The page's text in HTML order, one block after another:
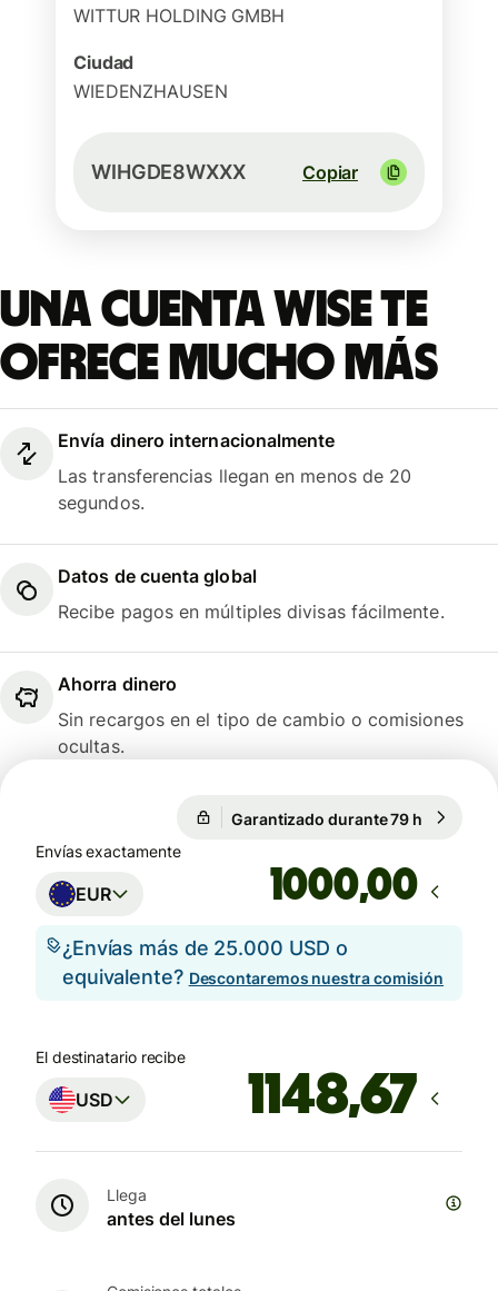
WITTUR HOLDING GMBH
Ciudad
WIEDENZHAUSEN
WIHGDE8WXXX Copiar
Una cuenta Wise te
ofrece mucho más
Envía dinero internacionalmente
Las transferencias llegan en menos de 20
segundos.
Datos de cuenta global
Recibe pagos en múltiples divisas fácilmente.
Ahorra dinero
Sin recargos en el tipo de cambio o comisiones
ocultas.
Garantizado durante 79 h
Envías exactamente
EUR ,00
¿Envías más de 25.000 USD o
equivalente? Descontaremos nuestra comisión
El destinatario recibe
USD
Llega
antes del lunes